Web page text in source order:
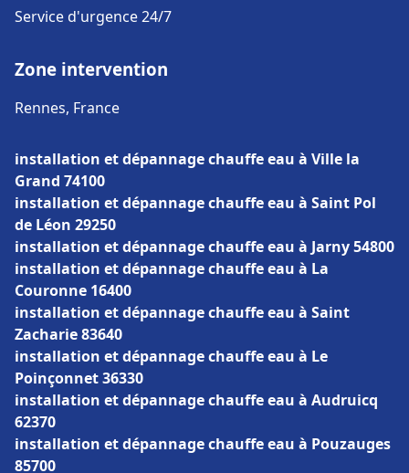
Service d'urgence 24/7
Zone intervention
Rennes, France
installation et dépannage chauffe eau à Ville la
Grand 74100
installation et dépannage chauffe eau à Saint Pol
de Léon 29250
installation et dépannage chauffe eau à Jarny 54800
installation et dépannage chauffe eau à La
Couronne 16400
installation et dépannage chauffe eau à Saint
Zacharie 83640
installation et dépannage chauffe eau à Le
Poinçonnet 36330
installation et dépannage chauffe eau à Audruicq
62370
installation et dépannage chauffe eau à Pouzauges
85700